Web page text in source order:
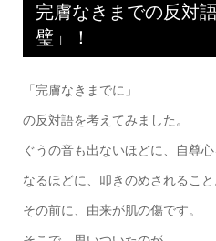
完膚なきまでの反対
璧」！
「完膚なきまでに」
の反対語を考えてみました。
ぐうの音も出ないほどに、自尊
なるほどに、叩きのめされること
その前に、由来が肌の傷です。